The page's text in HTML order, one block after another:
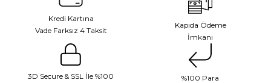
Kredi Kartına
Vade Farksız 4 Taksit
Kapıda Ödeme
İmkanı
3D Secure & SSL İle %100
%100 Para